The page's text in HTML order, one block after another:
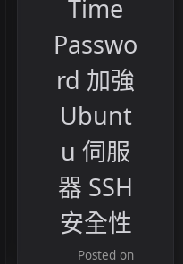
Time
Passwo
rd 加強
Ubunt
u 伺服
器 SSH
安全性
Posted on